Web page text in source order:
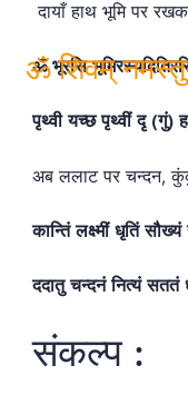
दायाँ हाथ भूमि पर
ॐ भूरसि
पृथ्वी यच्छ पृथ्वीं दृ (गुं)
अब ललाट पर चन्दन,
कान्तिं लक्ष्मीं धृतिं
ददातु चन्दनं नित्यं सततं
संकल्प :
ॐ शिवम् नमस्तुते